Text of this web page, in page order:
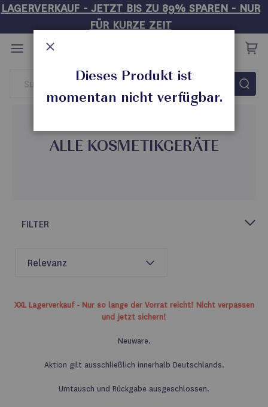
LAGERVERKAUF - JETZT BIS ZU 89% SPAREN - NUR
FÜR KURZE ZEIT
Startseite
ALLE KOSMETIKGERÄTE
FILTER
XXL Lagerverkauf - Nur so lange der Vorrat reicht! Nicht verpassen
und jetzt sichern!
Neuware.
Aktion gilt ausschließlich innerhalb Deutschlands.
Umtausch und Rückgabe ausgeschlossen.
Dieses Produkt ist
momentan nicht verfügbar.